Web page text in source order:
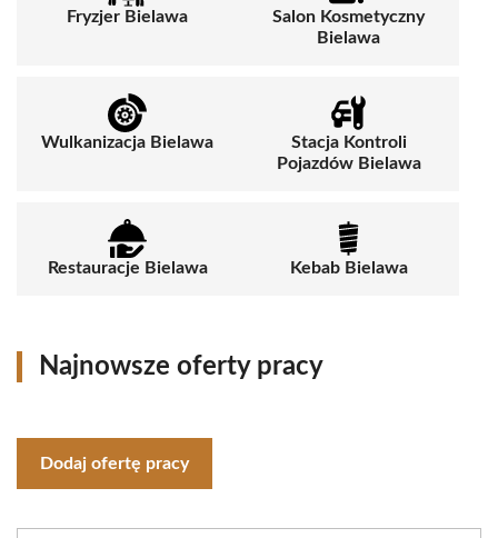
Fryzjer Bielawa
Salon Kosmetyczny
Bielawa
Wulkanizacja Bielawa
Stacja Kontroli
Pojazdów Bielawa
Restauracje Bielawa Kebab Bielawa
Najnowsze oferty pracy
Dodaj ofertę pracy